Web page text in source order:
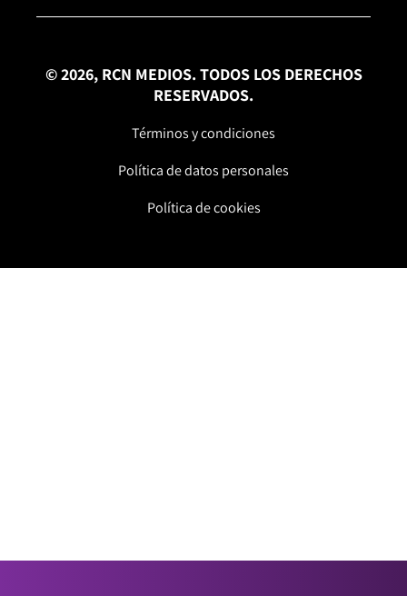
© 2026, RCN MEDIOS. TODOS LOS DERECHOS
RESERVADOS.
Términos y condiciones
Política de datos personales
Política de cookies